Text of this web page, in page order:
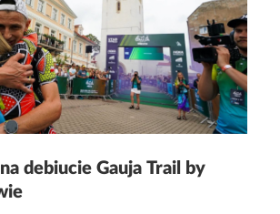
debiucie Gauja Trail by